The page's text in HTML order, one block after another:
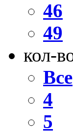
46
49
кол-
Все
4
5